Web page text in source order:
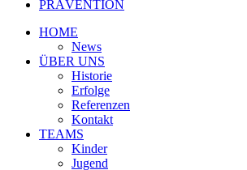
PRÄVENTION
HOME
News
ÜBER UNS
Historie
Erfolge
Referenzen
Kontakt
TEAMS
Kinder
Jugend